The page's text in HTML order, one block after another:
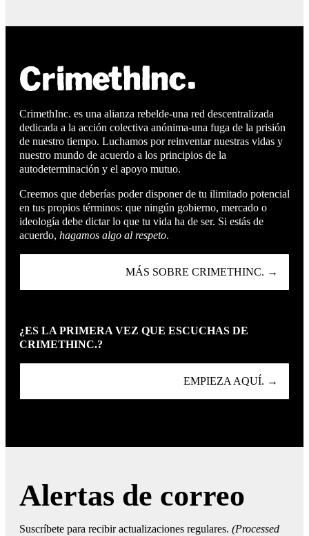
CrimethInc. es una alianza rebelde-una red descentralizada
dedicada a la acción colectiva anónima-una fuga de la prisión
de nuestro tiempo. Luchamos por reinventar nuestras vidas y
nuestro mundo de acuerdo a los principios de la
autodeterminación y el apoyo mutuo.
Creemos que deberías poder disponer de tu ilimitado potencial
en tus propios términos: que ningún gobierno, mercado o
ideología debe dictar lo que tu vida ha de ser. Si estás de
acuerdo, hagamos algo al respeto.
MÁS SOBRE CRIMETHINC. →
¿ES LA PRIMERA VEZ QUE ESCUCHAS DE
CRIMETHINC.?
EMPIEZA AQUÍ. →
Alertas de correo
Suscríbete para recibir actualizaciones regulares. (Processed